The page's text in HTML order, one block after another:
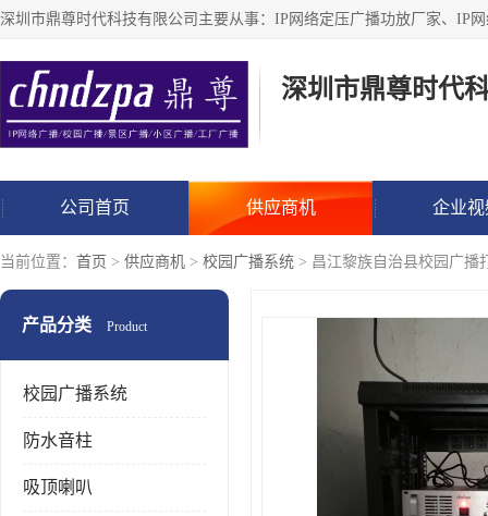
深圳市鼎尊时代
公司首页 供应商机 企业视
当前位置： 首页 > 供应商机 > 校园广播系统 > 昌江黎族自治县校园广播
产品分类 Product
校园广播系统
防水音柱
吸顶喇叭